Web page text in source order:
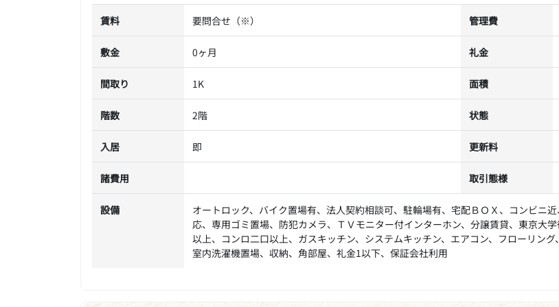
賃料 要問合せ（※） 管理費
敷金 0ヶ月 礼金
間取り 1K 面積
階数 2階 状態
入居 即 更新料
諸費用 取引態様
設備
オートロック、バイク置場有、法人契約相談可、駐輪場有、宅配ＢＯＸ、コンビニ
応、専用ゴミ置場、防犯カメラ、ＴＶモニター付インターホン、分譲賃貸、東京大
以上、コンロ二口以上、ガスキッチン、システムキッチン、エアコン、フローリン
室内洗濯機置場、収納、角部屋、礼金1以下、保証会社利用